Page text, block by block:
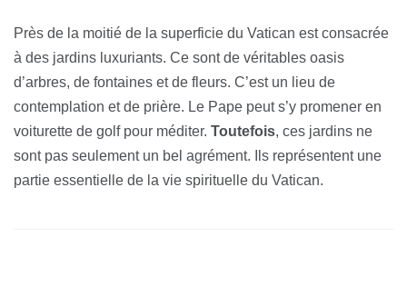
Près de la moitié de la superficie du Vatican est consacrée
à des jardins luxuriants. Ce sont de véritables oasis
d’arbres, de fontaines et de fleurs. C’est un lieu de
contemplation et de prière. Le Pape peut s’y promener en
voiturette de golf pour méditer. Toutefois, ces jardins ne
sont pas seulement un bel agrément. Ils représentent une
partie essentielle de la vie spirituelle du Vatican.